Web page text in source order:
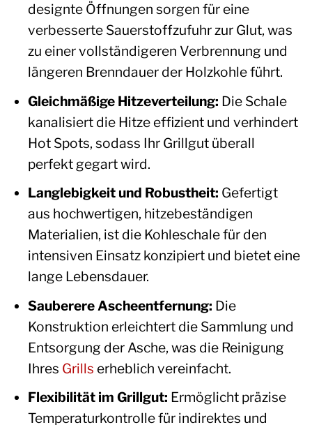
designte Öffnungen sorgen für eine
verbesserte Sauerstoffzufuhr zur Glut, was
zu einer vollständigeren Verbrennung und
längeren Brenndauer der Holzkohle führt.
Gleichmäßige Hitzeverteilung: Die Schale
kanalisiert die Hitze effizient und verhindert
Hot Spots, sodass Ihr Grillgut überall
perfekt gegart wird.
Langlebigkeit und Robustheit: Gefertigt
aus hochwertigen, hitzebeständigen
Materialien, ist die Kohleschale für den
intensiven Einsatz konzipiert und bietet eine
lange Lebensdauer.
Sauberere Ascheentfernung: Die
Konstruktion erleichtert die Sammlung und
Entsorgung der Asche, was die Reinigung
Ihres Grills erheblich vereinfacht.
Flexibilität im Grillgut: Ermöglicht präzise
Temperaturkontrolle für indirektes und